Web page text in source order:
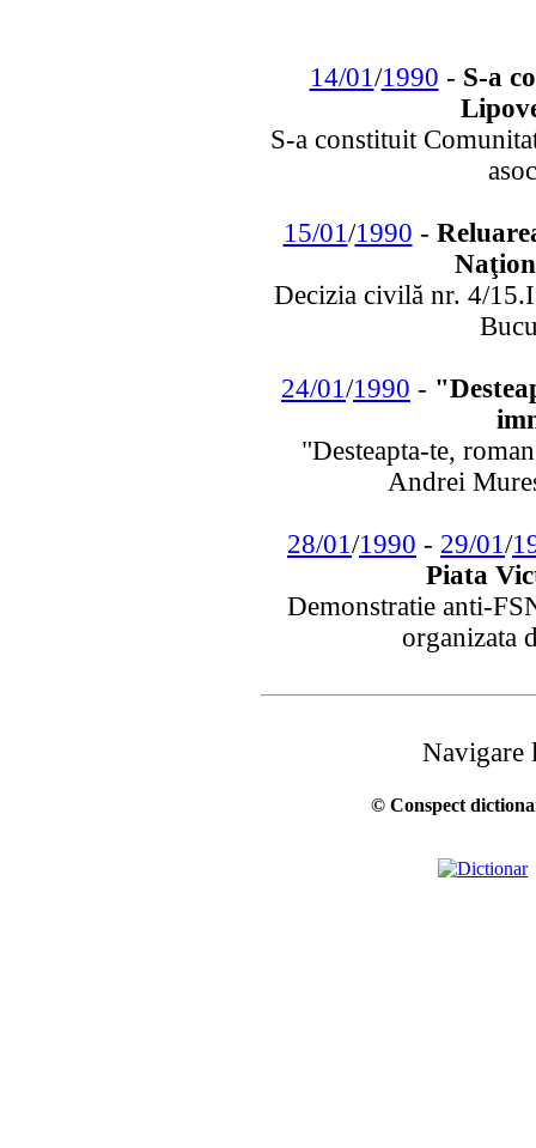
14/01 /1990 - S-a
S-a constituit
15/01 /1990 -
Decizia civilă nr. 4/
24/01 /1990 -
"Desteapta-te,
Andrei
28/01 /1990 - 29/01 /
Piata
Demonstratie anti-
organizata
Navigare
© Conspect